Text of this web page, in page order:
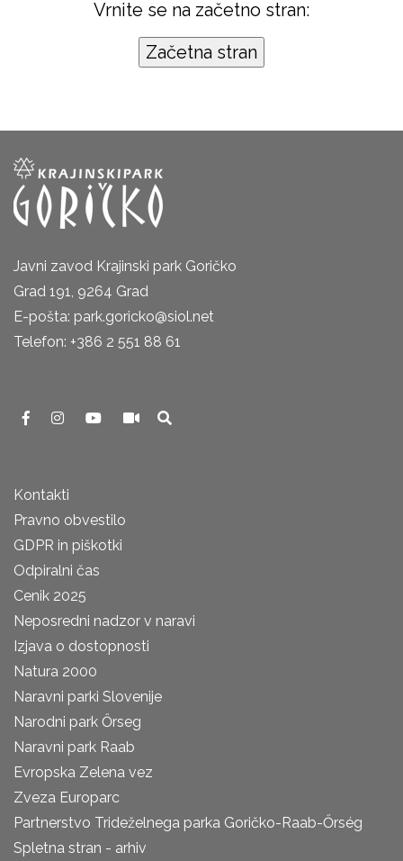
Vrnite se na začetno stran:
Javni zavod Krajinski park Goričko
Grad 191, 9264 Grad
E-pošta: park.goricko@siol.net
Telefon: +386 2 551 88 61
Kontakti
Pravno obvestilo
GDPR in piškotki
Odpiralni čas
Cenik 2025
Neposredni nadzor v naravi
Izjava o dostopnosti
Natura 2000
Naravni parki Slovenije
Narodni park Őrseg
Naravni park Raab
Evropska Zelena vez
Zveza Europarc
Partnerstvo Trideželnega parka Goričko-Raab-Őrség
Spletna stran - arhiv